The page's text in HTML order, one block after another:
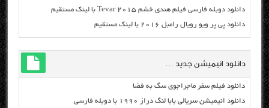
دانلود دوبله فارسی فیلم هندی خشم Tevar ۲۰۱۵ با لینک مستقیم
دانلود پی پر ویو رویال رامبل ۲۰۱۶ با لینک مستقیم
دانلود انیمیشن جدید …
دانلود فیلم سفر ماجراجوی سگ به فضا
دانلود انیمیشن سریالی بابا لنگ دراز ۱۹۹۰ با دوبله فارسی